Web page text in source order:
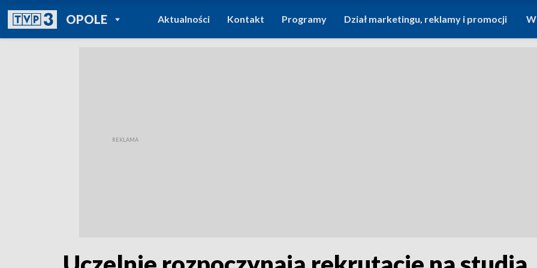
OPOLEPOWRÓT DO
TVP REGIONY
Aktualności Kontakt Programy Dział marketingu, reklamy i promocji